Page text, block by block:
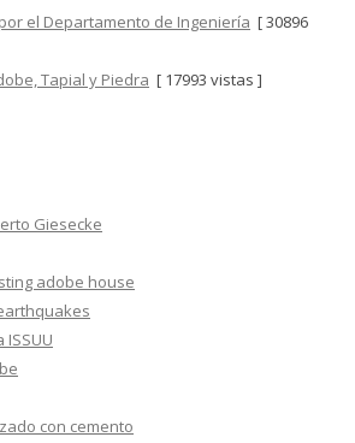
el Departamento de Ingeniería [ 30896
Tapial y Piedra [ 17993 vistas ]
Giesecke
adobe house
con cemento